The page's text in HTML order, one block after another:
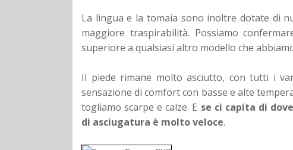
La lingua e la tomaia sono inoltre dotate di
maggiore traspirabilità. Possiamo
superiore a qualsiasi altro modello che
Il piede rimane molto asciutto, con tutti i
sensazione di comfort con basse e alte
togliamo scarpe e calze. E se ci capita di
di asciugatura è molto veloce.